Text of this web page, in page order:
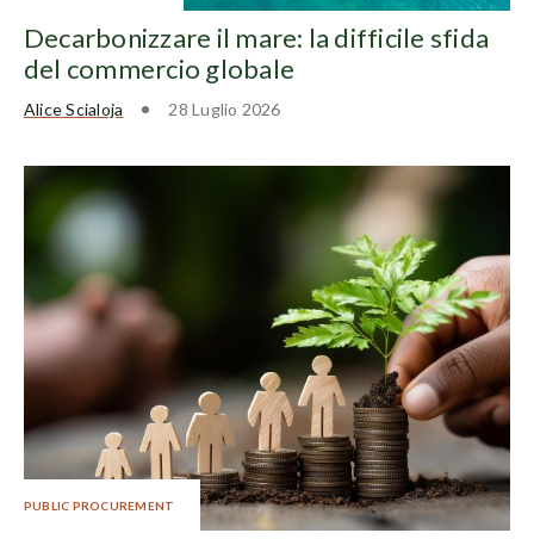
Decarbonizzare il mare: la difficile sfida
del commercio globale
Alice Scialoja 28 Luglio 2026
PUBLIC PROCUREMENT